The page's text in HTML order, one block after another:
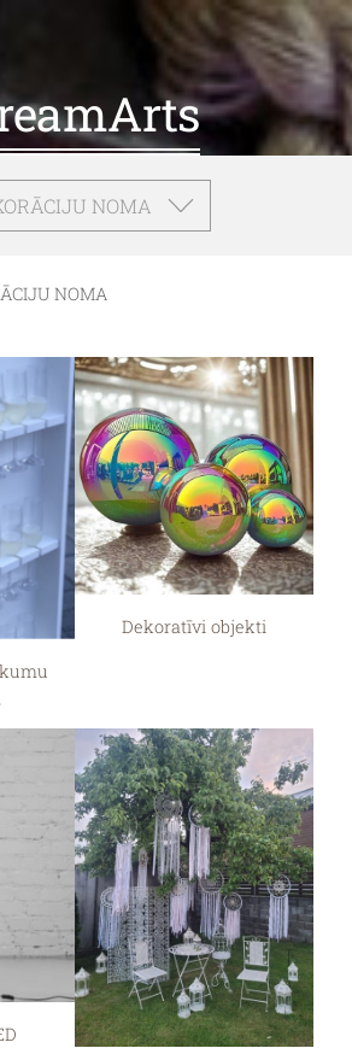
NOMA
NOMA
Dekoratīvi objekti